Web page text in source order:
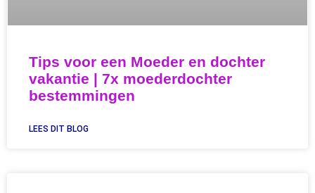
Tips voor een Moeder en dochter
vakantie | 7x moederdochter
bestemmingen
LEES DIT BLOG